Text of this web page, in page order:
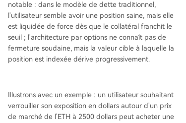
notable : dans le modèle de dette traditionnel,
l'utilisateur semble avoir une position saine, mais elle
est liquidée de force dès que le collatéral franchit le
seuil ; l'architecture par options ne connaît pas de
fermeture soudaine, mais la valeur cible à laquelle la
position est indexée dérive progressivement.
Illustrons avec un exemple : un utilisateur souhaitant
verrouiller son exposition en dollars autour d'un prix
de marché de l'ETH à 2500 dollars peut acheter une